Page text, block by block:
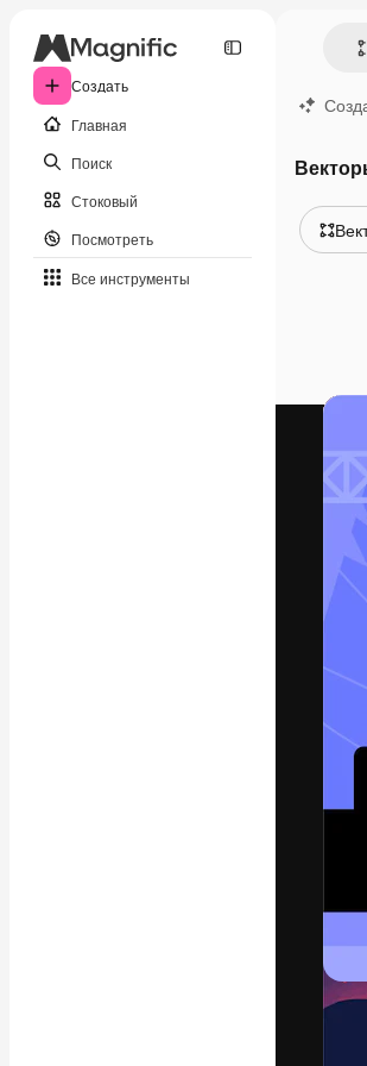
Создать
Главная
Поиск
Стоковый
Посмотреть
Все инструменты
Видео
Моушн-
Иконки
3D-